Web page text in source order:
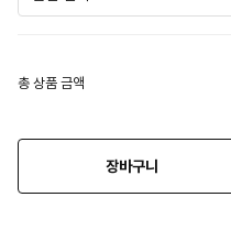
총 상품 금액
장바구니